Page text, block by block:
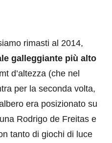
rimasti al 2014,
galleggiante più alto
d’altezza (che nel
per la seconda volta,
era posizionato su
Rodrigo de Freitas e
tanto di giochi di luce